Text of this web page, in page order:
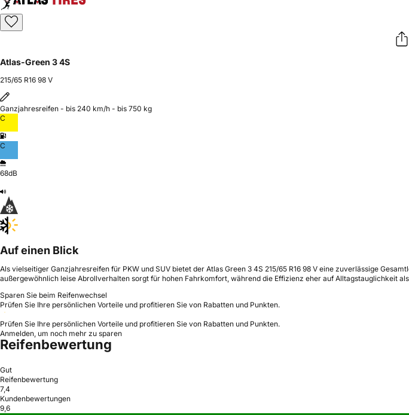
Atlas-Green 3 4S
215/65 R16 98 V
Ganzjahresreifen - bis 240 km/h - bis 750 kg
C
C
68dB
Auf einen Blick
Als vielseitiger Ganzjahresreifen für PKW und SUV bietet der Atlas Green 3 4S 215/65 R16 98 V eine zuverlässige
außergewöhnlich leise Abrollverhalten sorgt für hohen Fahrkomfort, während die Effizienz eher auf Alltagstauglichkeit
Sparen Sie beim Reifenwechsel
Prüfen Sie Ihre persönlichen Vorteile und profitieren Sie von Rabatten und Punkten.
Prüfen Sie Ihre persönlichen Vorteile und profitieren Sie von Rabatten und Punkten.
Anmelden, um noch mehr zu sparen
Reifenbewertung
Gut
Reifenbewertung
7,4
Kundenbewertungen
9,6